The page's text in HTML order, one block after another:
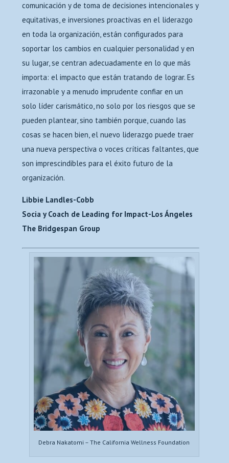
comunicación y de toma de decisiones intencionales y
equitativas, e inversiones proactivas en el liderazgo
en toda la organización, están configurados para
soportar los cambios en cualquier personalidad y en
su lugar, se centran adecuadamente en lo que más
importa: el impacto que están tratando de lograr. Es
irrazonable y a menudo imprudente confiar en un
solo líder carismático, no solo por los riesgos que se
pueden plantear, sino también porque, cuando las
cosas se hacen bien, el nuevo liderazgo puede traer
una nueva perspectiva o voces críticas faltantes, que
son imprescindibles para el éxito futuro de la
organización.
Libbie Landles-Cobb
Socia y Coach de Leading for Impact-Los Ángeles
The Bridgespan Group
Debra Nakatomi – The California Wellness Foundation